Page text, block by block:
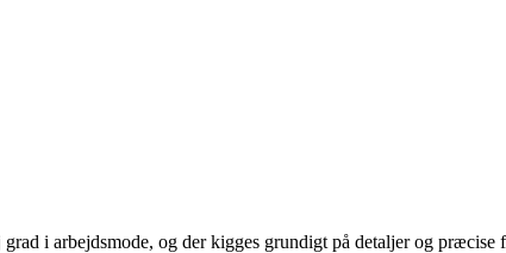
i arbejdsmode, og der kigges grundigt på detaljer og